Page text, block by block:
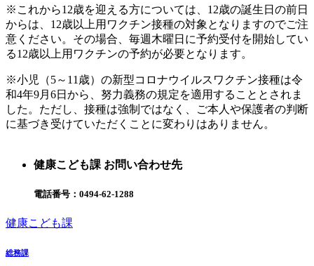
※これから12歳を迎える方については、12歳の誕生日の前日
からは、12歳以上用ワクチン接種の対象となりますのでご注
意ください。その場合、 毎週木曜日に予約受付を開始してい
る12歳以上用ワクチンの予約が必要となります。
※小児（5～11歳）の新型コロナウイルスワクチン接種は令
和4年9月6日から、努力義務の規定を適用することとされま
した。ただし、接種は強制ではなく、ご本人や保護者の判断
に基づき受けていただくことに変わりはありません。
健康こども課 お問い合わせ先
電話番号： 0494-62-1288
健康こども課
総務課